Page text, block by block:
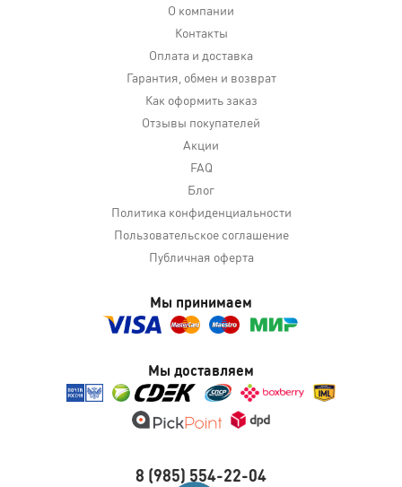
О компании
Контакты
Оплата и доставка
Гарантия, обмен и возврат
Как оформить заказ
Отзывы покупателей
Акции
FAQ
Блог
Политика конфиденциальности
Пользовательское соглашение
Публичная оферта
Мы принимаем
Мы доставляем
8 (985) 554-22-04